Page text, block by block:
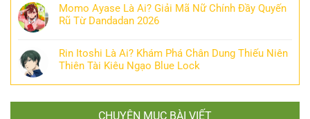
Momo Ayase Là Ai? Giải Mã Nữ Chính Đầy Quyến
Rũ Từ Dandadan 2026
Rin Itoshi Là Ai? Khám Phá Chân Dung Thiếu Niên
Thiên Tài Kiêu Ngạo Blue Lock
CHUYÊN MỤC BÀI VIẾT